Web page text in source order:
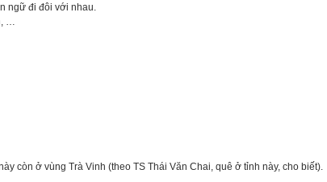
ngữ đi đôi với nhau.
…
còn ở vùng Trà Vinh (theo TS Thái Văn Chai, quê ở tỉnh này, cho biết).